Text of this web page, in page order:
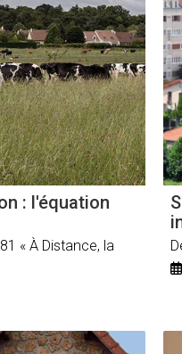
: l'équation
« À Distance, la